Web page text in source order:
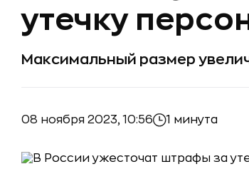
утечку
Максимальный размер
08 ноября 2023, 10:56 1 минута